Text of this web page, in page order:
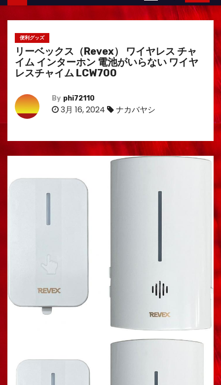
便利グッズ
リーベックス（Revex） ワイヤレス チャ
イム インターホン 電池がいらない ワイヤ
レスチャイム LCW700
By phi72110
3月 16, 2024 ナカバヤシ